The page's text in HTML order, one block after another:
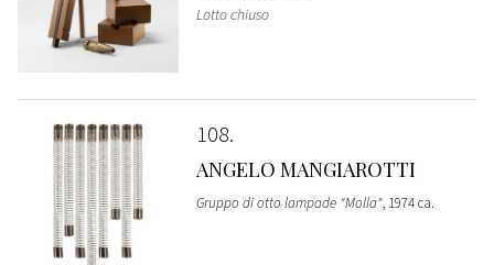
Lotto chiuso
108
ANGELO MANGIAROTTI
Gruppo di otto lampade "Molla", 1974 ca.